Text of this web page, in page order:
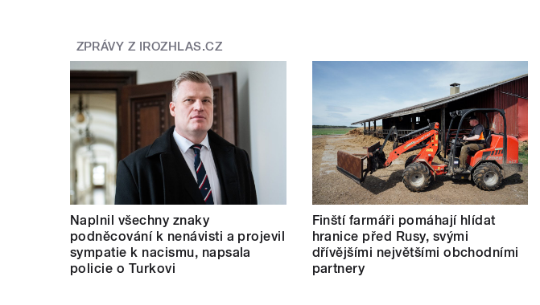
ZPRÁVY Z IROZHLAS.CZ
Naplnil všechny znaky
podněcování k nenávisti a projevil
sympatie k nacismu, napsala
policie o Turkovi
Finští farmáři pomáhají hlídat
hranice před Rusy, svými
dřívějšími největšími obchodními
partnery